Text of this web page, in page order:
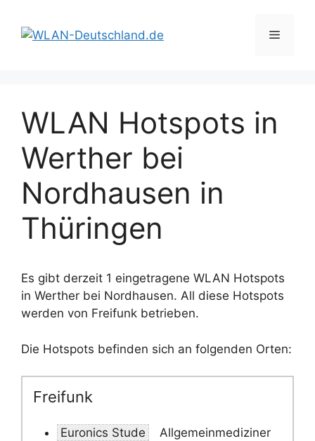
Inhalt
springen
Menü
WLAN Hotspots in
Werther bei
Nordhausen in
Thüringen
Es gibt derzeit 1 eingetragene WLAN Hotspots
in Werther bei Nordhausen. All diese Hotspots
werden von Freifunk betrieben.
Die Hotspots befinden sich an folgenden Orten:
Freifunk
Euronics Stude
Allgemeinmediziner